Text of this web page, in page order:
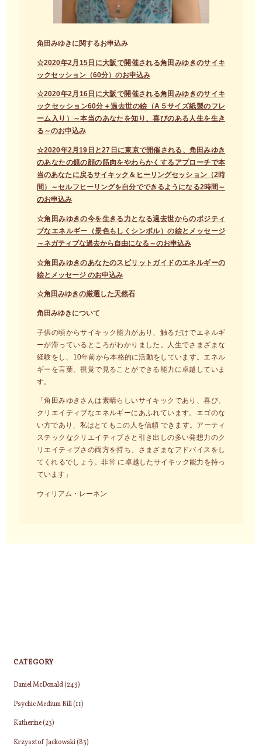
角田みゆきに関するお申込み
☆2020年2月15日に大阪で開催される角田みゆきのサイキ
ックセッション（60分）のお申込み
☆2020年2月16日に大阪で開催される角田みゆきのサイキ
ックセッション60分＋過去世の絵（A５サイズ紙製のフレ
ーム入り）～本当のあなたを知り、喜びのある人生を生き
る～のお申込み
☆2020年2月19日と27日に東京で開催される、角田みゆき
のあなたの鏡の顔の筋肉をやわらかくするアプローチで本
当のあなたに戻るサイキック＆ヒーリングセッション（2時
間）～セルフヒーリングを自分でできるようになる2時間～
のお申込み
☆角田みゆきの今を生きる力となる過去世からのポジティ
ブなエネルギー（景色もしくシンボル）の絵とメッセージ
～ネガティブな過去から自由になる～のお申込み
☆角田みゆきのあなたのスピリットガイドのエネルギーの
絵とメッセージ のお申込み
☆角田みゆきの厳選した天然石
角田みゆきについて
子供の頃からサイキック能力があり、触るだけでエネルギ
ーが滞っているところがわかりました。人生でさまざまな
経験をし、10年前から本格的に活動をしています。エネル
ギーを言葉、視覚で見ることができる能力に卓越していま
す。
「角田みゆきさんは素晴らしいサイキックであり、喜び、
クリエイティブなエネルギーにあふれています。エゴのな
い方であり、私はとてもこの人を信頼 できます。アーティ
ステックなクリエイティブさと引き出しの多い発想力のク
リエイティブさの両方を持ち、さまざまなアドバイスをし
てくれるでしょう。非常 に卓越したサイキック能力を持っ
ています」
ウィリアム・レーネン
CATEGORY
Daniel McDonald(243)
Psychic Medium Bill(11)
Katherine(23)
Krzysztof Jackowski(83)